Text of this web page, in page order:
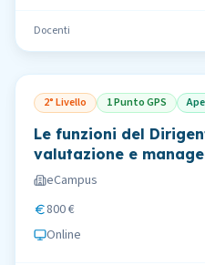
Docenti
2° Livello 1 Punto GPS
Le funzioni del
valutazione e
eCampus
800 €
Online